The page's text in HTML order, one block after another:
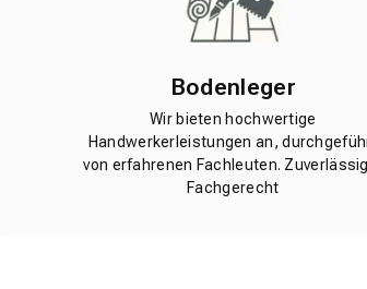
Bodenleger
Wir bieten hochwertige
Handwerkerleistungen an,
von erfahrenen Fachleuten.
Fachgerecht